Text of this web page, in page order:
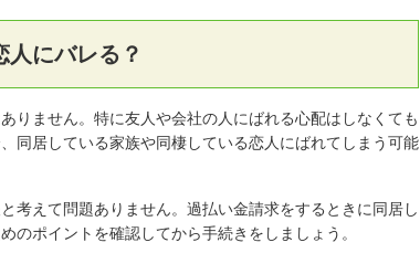
にバレる？
りません。特に友人や会社の人にばれる心配はしなくても
同居している家族や同棲している恋人にばれてしまう可能
考えて問題ありません。過払い金請求をするときに同居し
のポイントを確認してから手続きをしましょう。